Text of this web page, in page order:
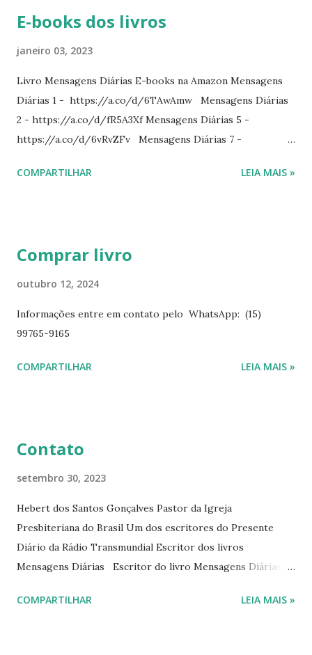
E-books dos livros
janeiro 03, 2023
Livro Mensagens Diárias E-books na Amazon Mensagens
Diárias 1 - https://a.co/d/6TAwAmw Mensagens Diárias
2 - https://a.co/d/fR5A3Xf Mensagens Diárias 5 -
https://a.co/d/6vRvZFv Mensagens Diárias 7 -
https://a.co/d/h4iP1oj Mensagens Diárias 10 -
Mensagens Diárias 4 -
mensagens diárias traz uma meditação para cada dia do
ano. Passagens bíblicas, ilustrações, histórias
Diário da Rádio Trans mundial a mais de 15 anos. Escreveu o
COMPARTILHAR LEIA MAIS »
Comprar livro
outubro 12, 2024
Informações entre em contato pelo WhatsApp: (15)
99765-9165
COMPARTILHAR LEIA MAIS »
Contato
setembro 30, 2023
Hebert dos Santos Gonçalves Pastor da Igreja
Presbiteriana do Brasil Um dos escritores do Presente
Diário da Rádio Transmundial Escritor dos livros
Mensagens Diárias Escritor do livro Mensagens Diárias da
livromensagensdiarias@gmail.com Whatsapp: (15) 99765-
COMPARTILHAR LEIA MAIS »